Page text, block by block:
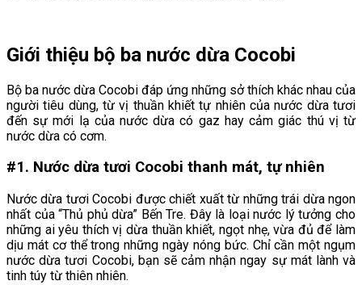
Giới thiệu bộ ba nước dừa Cocobi
Bộ ba nước dừa Cocobi đáp ứng những sở thích khác nhau của
người tiêu dùng, từ vị thuần khiết tự nhiên của nước dừa tươi
đến sự mới lạ của nước dừa có gaz hay cảm giác thú vị từ
nước dừa có cơm.
#1. Nước dừa tươi Cocobi thanh mát, tự nhiên
Nước dừa tươi Cocobi được chiết xuất từ những trái dừa ngon
nhất của “Thủ phủ dừa” Bến Tre. Đây là loại nước lý tưởng cho
những ai yêu thích vị dừa thuần khiết, ngọt nhẹ, vừa đủ để làm
dịu mát cơ thể trong những ngày nóng bức. Chỉ cần một ngụm
nước dừa tươi Cocobi, bạn sẽ cảm nhận ngay sự mát lành và
tinh túy từ thiên nhiên.